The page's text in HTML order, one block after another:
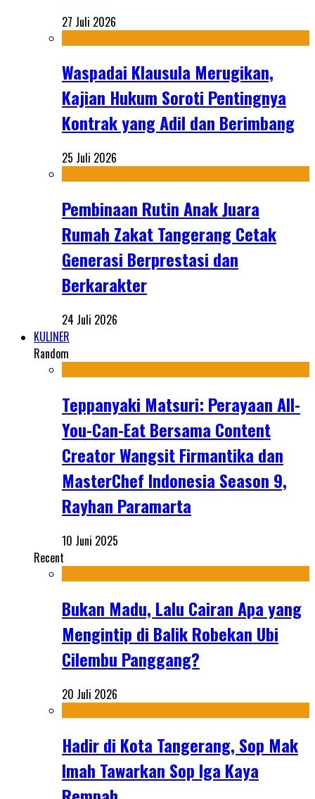
27 Juli 2026
Waspadai Klausula Merugikan,
Kajian Hukum Soroti Pentingnya
Kontrak yang Adil dan Berimbang
25 Juli 2026
Pembinaan Rutin Anak Juara
Rumah Zakat Tangerang Cetak
Generasi Berprestasi dan
Berkarakter
24 Juli 2026
KULINER
Random
Teppanyaki Matsuri: Perayaan All-
You-Can-Eat Bersama Content
Creator Wangsit Firmantika dan
MasterChef Indonesia Season 9,
Rayhan Paramarta
10 Juni 2025
Recent
Bukan Madu, Lalu Cairan Apa yang
Mengintip di Balik Robekan Ubi
Cilembu Panggang?
20 Juli 2026
Hadir di Kota Tangerang, Sop Mak
Imah Tawarkan Sop Iga Kaya